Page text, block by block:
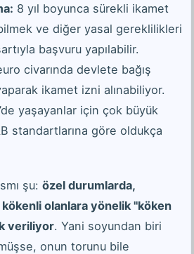
8 yıl boyunca sürekli ikamet
ve diğer yasal gereklilikleri
başvuru yapılabilir.
civarında devlete bağış
ikamet izni alınabiliyor.
yaşayanlar için çok büyük
standartlarına göre oldukça
şu: özel durumlarda,
olanlara yönelik "köken
veriliyor. Yani soyundan biri
onun torunu bile